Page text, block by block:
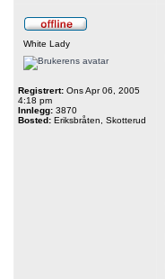
White Lady
Registrert: Ons Apr 06, 2005
4:18 pm
Innlegg: 3870
Bosted: Eriksbråten, Skotterud